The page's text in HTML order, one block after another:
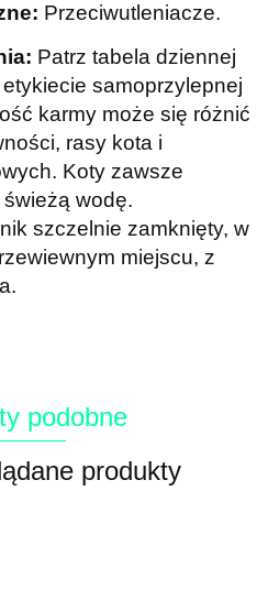
Przeciwutleniacze.
Patrz tabela dziennej
samoprzylepnej
karmy może się różnić
rasy kota i
Koty zawsze
wodę.
szczelnie zamknięty, w
miejscu, z
podobne
produkty